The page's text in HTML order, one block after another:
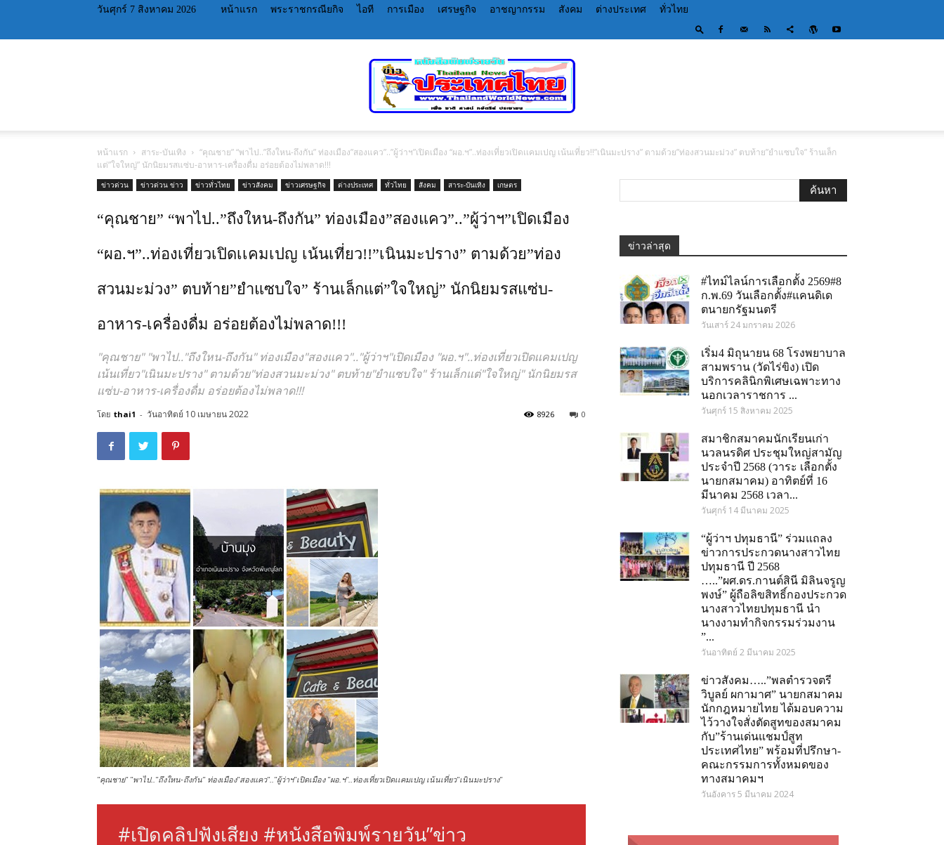
วันศุกร์ 7 สิงหาคม 2026 หน้าแรก พระราชกรณียกิจ ไอที การเมือง เศรษฐกิจ อาชญากรรม สังคม ต่างประเทศ ทั่วไทย
ราย
หน้าแรก สาระ-บันเทิง
“คุณชาย” “พาไป..”ถึงใหน-ถึงกัน” ท่องเมือง”สองแคว”..”ผู้ว่าฯ”เปิดเมือง “ผอ.ฯ”..ท่องเที่ยวเปิดเเคมเปญ เน้นเที่ยว!!”เนินมะปราง” ตามด้วย”ท่องสวนมะม่วง” ตบท้าย”ยำแซบใจ” ร้านเล็ก
แต่”ใจใหญ่” นักนิยมรสแซ่บ-อาหาร-เครื่องดื่ม อร่อยต้องไม่พลาด!!!
ข่าวด่วน ข่าวด่วน ข่าว ข่าวทั่วไทย ข่าวสังคม ข่าวเศรษฐกิจ ต่างประเทศ ทั่วไทย สังคม สาระ-บันเทิง เกษตร
“คุณชาย” “พาไป..”ถึงใหน-ถึงกัน” ท่องเมือง”สองแคว”..”ผู้ว่าฯ”เปิดเมือง
“ผอ.ฯ”..ท่องเที่ยวเปิดเเคมเปญ เน้นเที่ยว!!”เนินมะปราง” ตามด้วย”ท่อง
สวนมะม่วง” ตบท้าย”ยำแซบใจ” ร้านเล็กแต่”ใจใหญ่” นักนิยมรสแซ่บ-
อาหาร-เครื่องดื่ม อร่อยต้องไม่พลาด!!!
"คุณชาย" "พาไป.."ถึงใหน-ถึงกัน" ท่องเมือง"สองแคว".."ผู้ว่าฯ"เปิดเมือง "ผอ.ฯ"..ท่องเที่ยวเปิดเเคมเปญ
เน้นเที่ยว"เนินมะปราง" ตามด้วย"ท่องสวนมะม่วง" ตบท้าย"ยำแซบใจ" ร้านเล็กแต่"ใจใหญ่" นักนิยมรส
แซ่บ-อาหาร-เครื่องดื่ม อร่อยต้องไม่พลาด!!!
โดย thai1 - วันอาทิตย์ 10 เมษายน 2022 0
8926
"คุณชาย" "พาไป.."ถึงใหน-ถึงกัน" ท่องเมือง"สองแคว".."ผู้ว่าฯ"เปิดเมือง "ผอ.ฯ"..ท่องเที่ยวเปิดเเคมเปญ เน้นเที่ยว"เนินมะปราง"
#เปิดคลิปฟังเสียง #หนังสือพิมพ์รายวัน”ข่าว
ข่าวล่าสุด
#ไทม์ไลน์การเลือกตั้ง 2569#8
ก.พ.69 วันเลือกตั้ง#แคนดิเด
ตนายกรัฐมนตรี
วันเสาร์ 24 มกราคม 2026
เริ่ม4 มิถุนายน 68 โรงพยาบาล
สามพราน (วัดไร่ขิง) เปิด
บริการคลินิกพิเศษเฉพาะทาง
นอกเวลาราชการ ...
วันศุกร์ 15 สิงหาคม 2025
สมาชิกสมาคมนักเรียนเก่า
นวลนรดิศ ประชุมใหญ่สามัญ
ประจำปี 2568 (วาระ เลือกตั้ง
นายกสมาคม) อาทิตย์ที่ 16
มีนาคม 2568 เวลา...
วันศุกร์ 14 มีนาคม 2025
“ผู้ว่าฯ ปทุมธานี” ร่วมแถลง
ข่าวการประกวดนางสาวไทย
ปทุมธานี ปี 2568
…..”ผศ.ดร.กานต์สินี มิลินจรูญ
พงษ์” ผู้ถือลิขสิทธิ์กองประกวด
นางสาวไทยปทุมธานี นำ
นางงามทำกิจกรรมร่วมงาน
”...
วันอาทิตย์ 2 มีนาคม 2025
ข่าวสังคม…..”พลตำรวจตรี
วิบูลย์ ผกามาศ” นายกสมาคม
นักกฎหมายไทย ได้มอบความ
ไว้วางใจสั่งตัดสูทของสมาคม
กับ”ร้านเด่นแชมป์สูท
ประเทศไทย” พร้อมที่ปรึกษา-
คณะกรรมการทั้งหมดของ
ทางสมาคมฯ
วันอังคาร 5 มีนาคม 2024